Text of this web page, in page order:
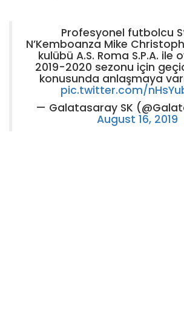
Profesyonel futbolcu
N’Kemboanza Mike
kulübü A.S. Roma S.P.A. ile
2019-2020 sezonu için
konusunda anlaşmaya
pic.twitter.com/
— Galatasaray SK
August 16, 2019